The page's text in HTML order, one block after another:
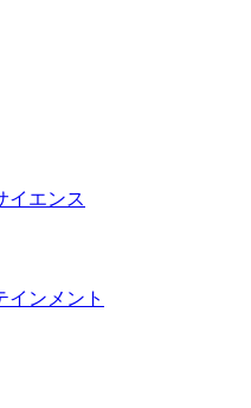
イエンス
インメント